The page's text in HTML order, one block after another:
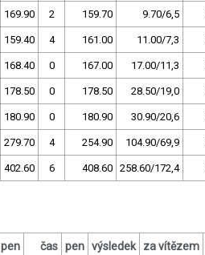
169.90 2 159.70 9.70/6,5
159.40 4 161.00 11.00/7,3
168.40 0 167.00 17.00/11,3
178.50 0 178.50 28.50/19,0
180.90 0 180.90 30.90/20,6
279.70 4 254.90 104.90/69,9
402.60 6 408.60 258.60/172,4
pen čas pen výsledek
za vítězem